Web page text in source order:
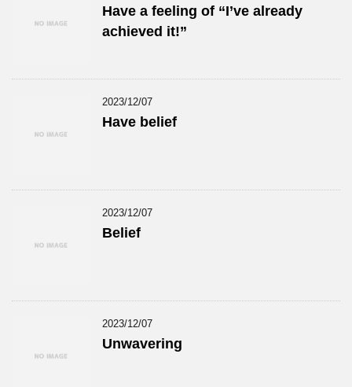
Have a feeling of “I’ve already
achieved it!”
2023/12/07
Have belief
2023/12/07
Belief
2023/12/07
Unwavering